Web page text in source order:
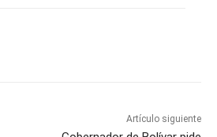
Artículo siguiente